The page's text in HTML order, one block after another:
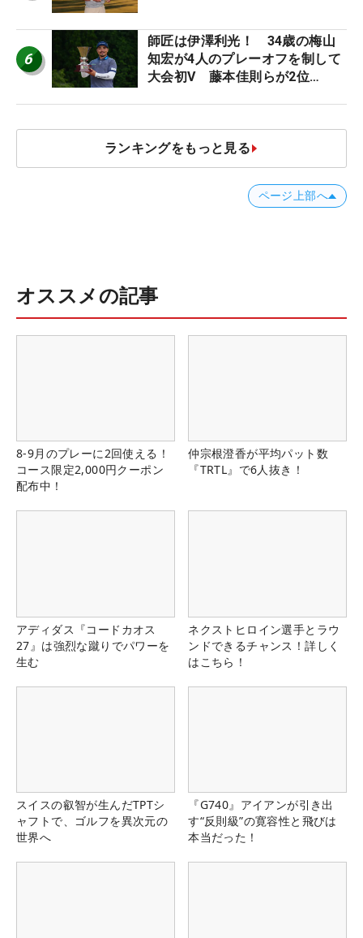
6
師匠は伊澤利光！ 34歳の梅山
知宏が4人のプレーオフを制して
大会初V 藤本佳則らが2位
ランキングをもっと見る
ページ上部へ
オススメの記事
8-9月のプレーに2回使える！
コース限定2,000円クーポン
配布中！
仲宗根澄香が平均パット数
『TRTL』で6人抜き！
アディダス『コードカオス
27』は強烈な蹴りでパワーを
生む
ネクストヒロイン選手とラウ
ンドできるチャンス！詳しく
はこちら！
スイスの叡智が生んだTPTシ
ャフトで、ゴルフを異次元の
世界へ
『G740』アイアンが引き出
す“反則級”の寛容性と飛びは
本当だった！